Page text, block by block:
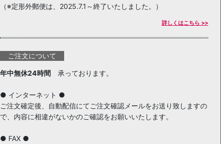
（※定形外郵便は、2025.7.1～終了いたしました。）
詳しくはこちら >>
ご注文について
年中無休24時間 承っております。
● インターネット ●
ご注文確定後、自動配信にてご注文確認メールをお送り致しますの
で、内容に相違がないかのご確認をお願いいたします。
● FAX ●